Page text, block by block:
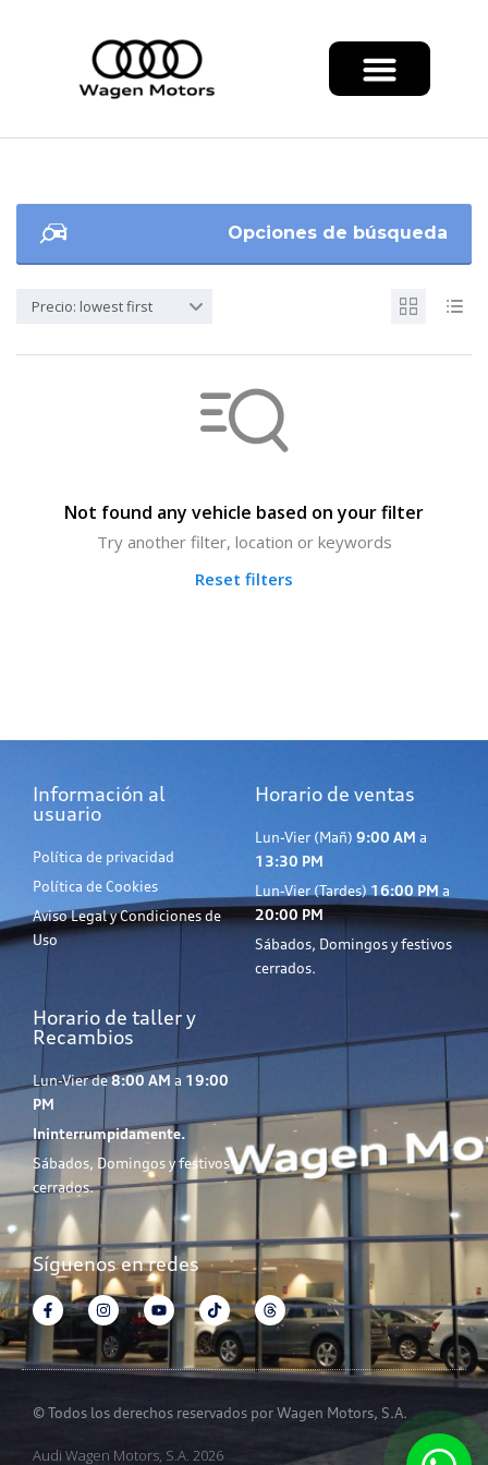
Opciones de búsqueda
Precio: lowest first
Not found any vehicle based on your filter
Try another filter, location or keywords
Reset filters
Información al
usuario
Política de privacidad
Política de Cookies
Aviso Legal y Condiciones de
Uso
Horario de ventas
Lun-Vier (Mañ) 9:00 AM a
13:30 PM
Lun-Vier (Tardes) 16:00 PM a
20:00 PM
Sábados, Domingos y festivos
cerrados.
Horario de taller y
Recambios
Lun-Vier de8:00 AM a 19:00
PM
Ininterrumpidamente.
Sábados, Domingos y festivos
cerrados.
Síguenos en redes
© Todos los derechos reservados por Wagen Motors, S.A.
Audi Wagen Motors, S.A. 2026